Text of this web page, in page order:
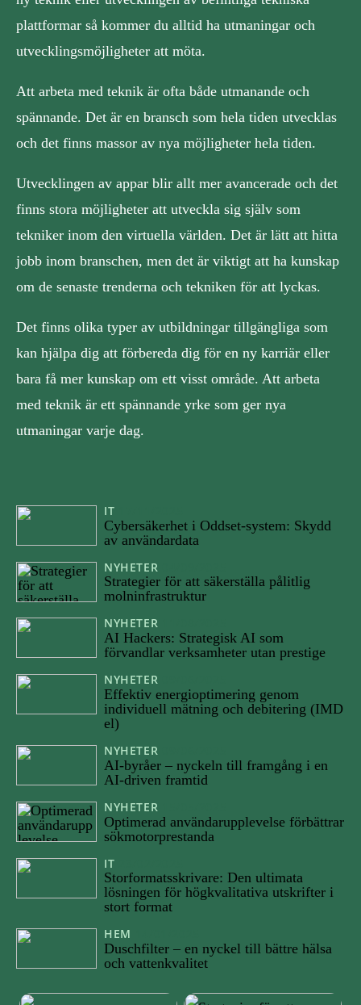
plattformar så kommer du alltid ha utmaningar och
utvecklingsmöjligheter att möta.
Att arbeta med teknik är ofta både utmanande och
spännande. Det är en bransch som hela tiden utvecklas
och det finns massor av nya möjligheter hela tiden.
Utvecklingen av appar blir allt mer avancerade och det
finns stora möjligheter att utveckla sig själv som
tekniker inom den virtuella världen. Det är lätt att hitta
jobb inom branschen, men det är viktigt att ha kunskap
om de senaste trenderna och tekniken för att lyckas.
Det finns olika typer av utbildningar tillgängliga som
kan hjälpa dig att förbereda dig för en ny karriär eller
bara få mer kunskap om ett visst område. Att arbeta
med teknik är ett spännande yrke som ger nya
utmaningar varje dag.
IT
Cybersäkerhet i Oddset-system: Skydd
av användardata
NYHETER
Strategier för att säkerställa pålitlig
molninfrastruktur
NYHETER
AI Hackers: Strategisk AI som
förvandlar verksamheter utan prestige
NYHETER
Effektiv energioptimering genom
individuell mätning och debitering (IMD
el)
NYHETER
AI-byråer – nyckeln till framgång i en
AI-driven framtid
NYHETER
Optimerad användarupplevelse förbättrar
sökmotorprestanda
IT
Storformatsskrivare: Den ultimata
lösningen för högkvalitativa utskrifter i
stort format
HEM
Duschfilter – en nyckel till bättre hälsa
och vattenkvalitet